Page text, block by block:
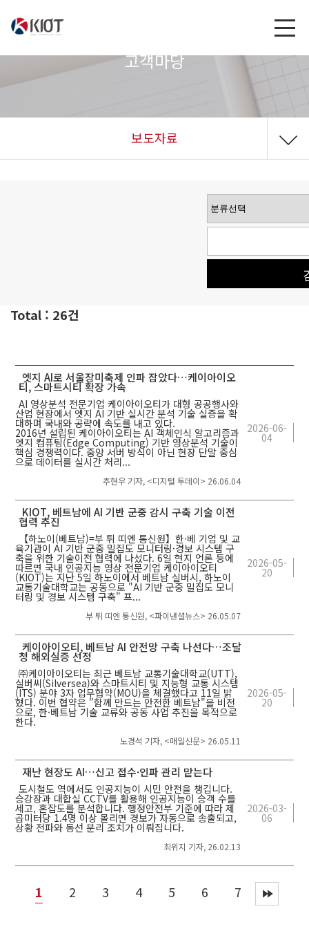
고객마당
보도자료
Total : 26건
엣지 AI로 서울장미축제 인파 잡았다…케이아이오
티, 스마트시티 확장 가속
AI 영상분석 전문기업 케이아이오티가 대형 공공행사와
산업 현장에서 엣지 AI 기반 실시간 분석 기술 실증을 확
대하며 국내와 공략에 속도를 내고 있다.
2016년 설립된 케이아이오티는 AI 객체인식 알고리즘과
엣지 컴퓨팅(Edge Computing) 기반 영상분석 기술이
핵심 경쟁력이다. 중앙 서버 방식이 아닌 현장 단말 중심
으로 데이터를 실시간 처리...
추현우 기자, <디지털 투데이> 26.06.04
2026-06-
04
KIOT, 베트남에 AI 기반 군중 감시 구축 기술 이전
협력 추진
【하노이(베트남)=부 튀 띠엔 통신원】한·베 기업 및 교
육기관이 AI 기반 군중 밀집도 모니터링·경보 시스템 구
축을 위한 기술이전 협력에 나섰다. 6일 현지 언론 등에
따르면 국내 인공지능 영상 전문기업 케이아이오티
(KIOT)는 지난 5일 하노이에서 베트남 실버시, 하노이
교통기술대학교는 공동으로 "AI 기반 군중 밀집도 모니
터링 및 경보 시스템 구축" 프...
부 튀 띠엔 통신원, <파이낸셜뉴스> 26.05.07
2026-05-
20
케이아이오티, 베트남 AI 안전망 구축 나선다…조달
청 해외실증 선정
㈜케이아이오티는 최근 베트남 교통기술대학교(UTT),
실버씨(Silversea)와 스마트시티 및 지능형 교통 시스템
(ITS) 분야 3자 업무협약(MOU)을 체결했다고 11일 밝
혔다. 이번 협약은 "함께 만드는 안전한 베트남"을 비전
으로, 한·베트남 기술 교류와 공동 사업 추진을 목적으로
한다.
노경석 기자, <매일신문> 26.05.11
2026-05-
20
재난 현장도 AI…신고 접수·인파 관리 맡는다
도시철도 역에서도 인공지능이 시민 안전을 챙깁니다.
승강장과 대합실 CCTV를 활용해 인공지능이 승객 수를
세고, 혼잡도를 분석합니다. 행정안전부 기준에 따라 제
곱미터당 1.4명 이상 몰리면 경보가 자동으로 송출되고,
상황 전파와 동선 분리 조치가 이뤄집니다.
최위지 기자, 26.02.13
2026-03-
06
1 2 3 4 5 6 7